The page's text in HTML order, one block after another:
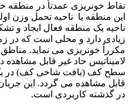
نقاط خونریزی عمدتاٌ در
این منطقه یا ناحیه تحمل وزن
ناحیه یک منطقه فعال ایجاد و
زیادی دارد و محلی است که در
مکرراٌ خونریزی می نماید.
لامیناتیس حاد غیر قابل مشاهده
قابل مشاهده می گردد. این
در گذشته کاربردی است.